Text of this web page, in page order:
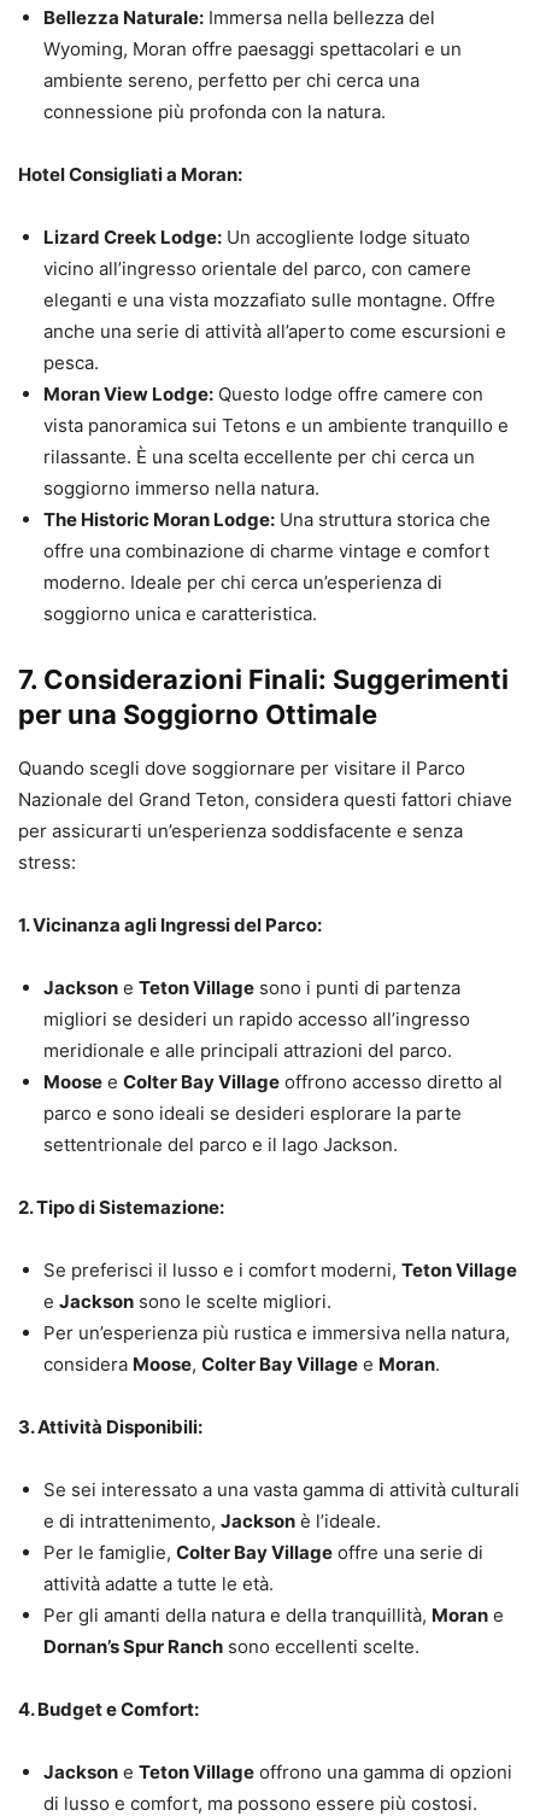
Bellezza Naturale: Immersa nella bellezza del
Wyoming, Moran offre paesaggi spettacolari e un
ambiente sereno, perfetto per chi cerca una
connessione più profonda con la natura.
Hotel Consigliati a Moran:
Lizard Creek Lodge: Un accogliente lodge situato
vicino all’ingresso orientale del parco, con camere
eleganti e una vista mozzafiato sulle montagne. Offre
anche una serie di attività all’aperto come escursioni e
pesca.
Moran View Lodge: Questo lodge offre camere con
vista panoramica sui Tetons e un ambiente tranquillo e
rilassante. È una scelta eccellente per chi cerca un
soggiorno immerso nella natura.
The Historic Moran Lodge: Una struttura storica che
offre una combinazione di charme vintage e comfort
moderno. Ideale per chi cerca un’esperienza di
soggiorno unica e caratteristica.
7. Considerazioni Finali: Suggerimenti
per una Soggiorno Ottimale
Quando scegli dove soggiornare per visitare il Parco
Nazionale del Grand Teton, considera questi fattori chiave
per assicurarti un’esperienza soddisfacente e senza
stress:
1. Vicinanza agli Ingressi del Parco:
Jackson e Teton Village sono i punti di partenza
migliori se desideri un rapido accesso all’ingresso
meridionale e alle principali attrazioni del parco.
Moose e Colter Bay Village offrono accesso diretto al
parco e sono ideali se desideri esplorare la parte
settentrionale del parco e il lago Jackson.
2. Tipo di Sistemazione:
Se preferisci il lusso e i comfort moderni, Teton Village
e Jackson sono le scelte migliori.
Per un’esperienza più rustica e immersiva nella natura,
considera Moose, Colter Bay Village e Moran.
3. Attività Disponibili:
Se sei interessato a una vasta gamma di attività culturali
e di intrattenimento, Jackson è l’ideale.
Per le famiglie, Colter Bay Village offre una serie di
attività adatte a tutte le età.
Per gli amanti della natura e della tranquillità, Moran e
Dornan’s Spur Ranch sono eccellenti scelte.
4. Budget e Comfort:
Jackson e Teton Village offrono una gamma di opzioni
di lusso e comfort, ma possono essere più costosi.